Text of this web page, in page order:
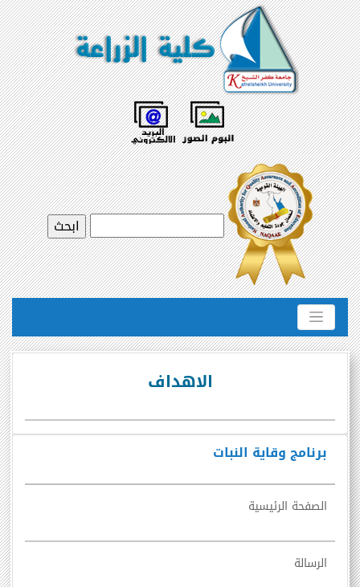
برنامج وقاية النبات
الصفحة الرئيسية
الرسالة
الاهداف